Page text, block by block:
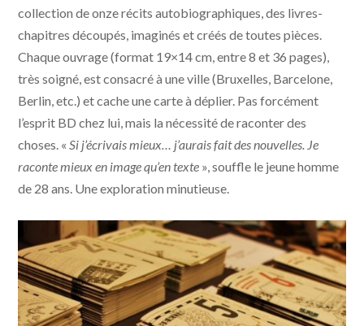
collection de onze récits autobiographiques, des livres-
chapitres découpés, imaginés et créés de toutes pièces.
Chaque ouvrage (format 19×14 cm, entre 8 et 36 pages),
très soigné, est consacré à une ville (Bruxelles, Barcelone,
Berlin, etc.) et cache une carte à déplier. Pas forcément
l’esprit BD chez lui, mais la nécessité de raconter des
choses. «Si j’écrivais mieux… j’aurais fait des nouvelles. Je
raconte mieux en image qu’en texte », souffle le jeune homme
de 28 ans. Une exploration minutieuse.